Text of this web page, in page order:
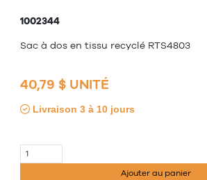
1002344
Sac à dos en tissu recyclé RTS4803
40,79 $ UNITÉ
Livraison 3 à 10 jours
Ajouter au panier